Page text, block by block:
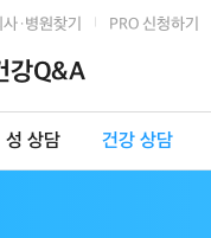
·병원찾기 PRO 신청하기
강Q&A
성 상담 건강 상담